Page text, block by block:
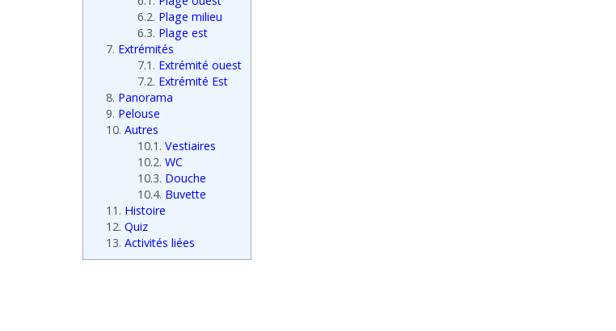
6.2. Plage milieu
6.3. Plage est
7. Extrémités
7.1. Extrémité ouest
7.2. Extrémité Est
8. Panorama
9. Pelouse
10. Autres
10.1. Vestiaires
10.2. WC
10.3. Douche
10.4. Buvette
11. Histoire
12. Quiz
13. Activités liées